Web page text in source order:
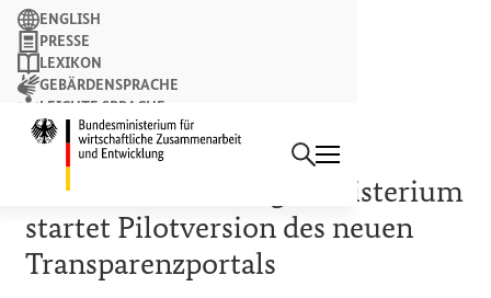
Suchbegriff
Suchen
ENGLISH
PRESSE
LEXIKON
GEBÄRDENSPRACHE
LEICHTE SPRACHE
NEWSLETTER
DATEN UND FAKTEN
Bundesentwicklungsministerium
startet Pilotversion des neuen
Transparenzportals